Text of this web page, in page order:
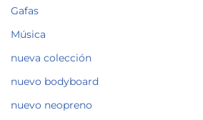
Gafas
Música
nueva colección
nuevo bodyboard
nuevo neopreno